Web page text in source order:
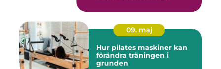
09. maj
Hur pilates maskiner kan
förändra träningen i
grunden